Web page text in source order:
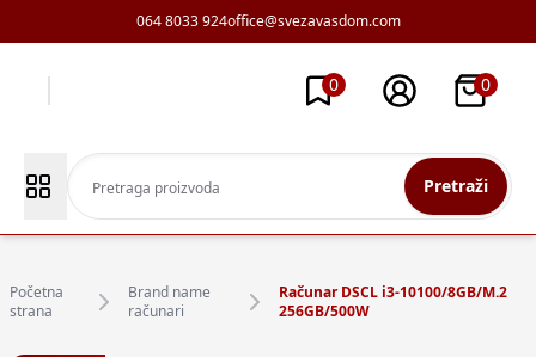
064 8033 924office@svezavasdom.com
0 0
Pretraži
Početna
strana
Brand name
računari
Računar DSCL i3-10100/8GB/M.2
256GB/500W